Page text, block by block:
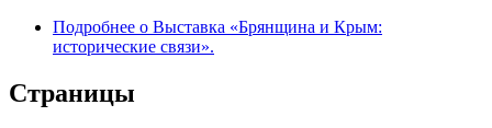
Подробнее о Выставка «Брянщина и Крым:
исторические связи».
Страницы